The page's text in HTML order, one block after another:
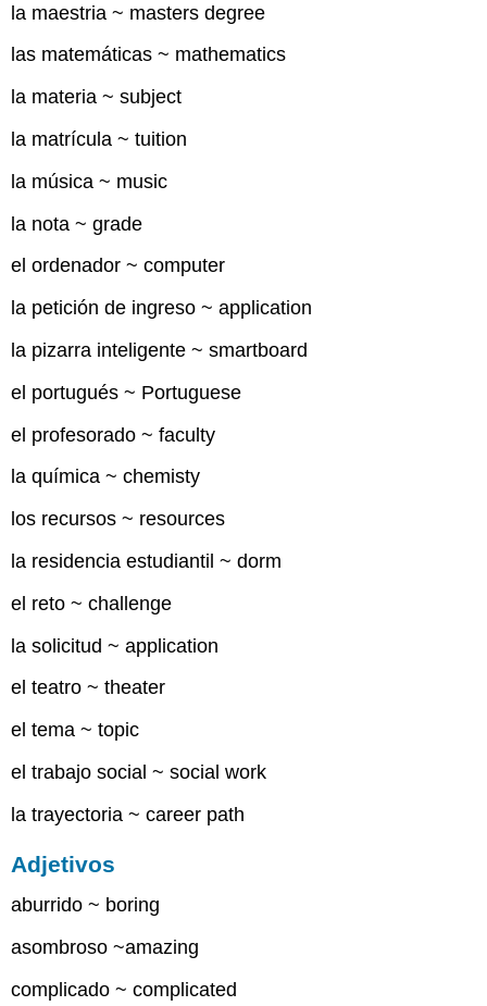
la maestria ~ masters degree
las matemáticas ~ mathematics
la materia ~ subject
la matrícula ~ tuition
la música ~ music
la nota ~ grade
el ordenador ~ computer
la petición de ingreso ~ application
la pizarra inteligente ~ smartboard
el portugués ~ Portuguese
el profesorado ~ faculty
la química ~ chemisty
los recursos ~ resources
la residencia estudiantil ~ dorm
el reto ~ challenge
la solicitud ~ application
el teatro ~ theater
el tema ~ topic
el trabajo social ~ social work
la trayectoria ~ career path
Adjetivos
aburrido ~ boring
asombroso ~amazing
complicado ~ complicated